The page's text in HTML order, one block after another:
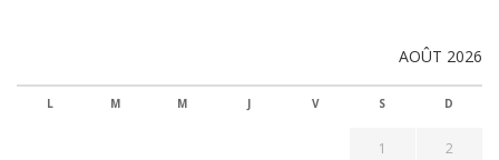
AOÛT 2026
L M M J V S D
1 2